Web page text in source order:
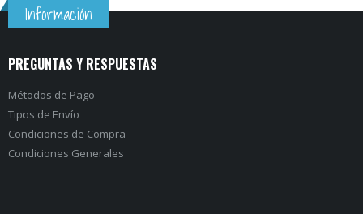
Información
PREGUNTAS Y RESPUESTAS
Métodos de Pago
Tipos de Envío
Condiciones de Compra
Condiciones Generales